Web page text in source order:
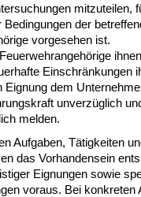
mitzuteilen,
Bedingungen der
vorgesehen ist.
Einschränkungen
Eignung dem
unverzüglich
melden.
Aufgaben, Tätigkeiten
das Vorhandensein
Eignungen sowie
voraus. Bei konkreten